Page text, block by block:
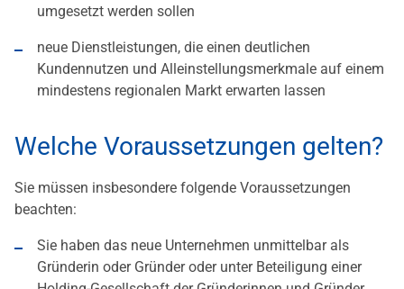
umgesetzt werden sollen
neue Dienstleistungen, die einen deutlichen
Kundennutzen und Alleinstellungsmerkmale auf einem
mindestens regionalen Markt erwarten lassen
Welche Voraussetzungen gelten?
Sie müssen insbesondere folgende Voraussetzungen
beachten:
Sie haben das neue Unternehmen unmittelbar als
Gründerin oder Gründer oder unter Beteiligung einer